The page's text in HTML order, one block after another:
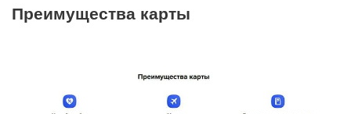
Преимущества карты